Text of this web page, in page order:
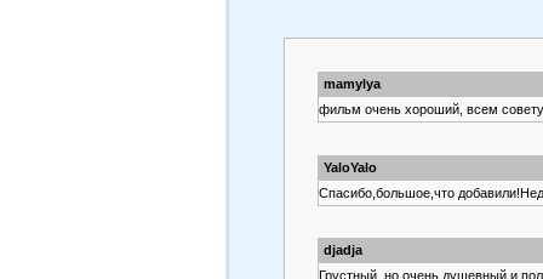
mamylya
фильм очень хороший, всем
YaloYalo
Спасибо,большое,что
djadja
Грустный, но очень душевный и